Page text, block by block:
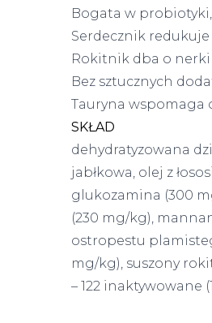
Bogata w
Serdecznik
Rokitnik dba o nerki
Bez sztucznych
Tauryna wspomaga
SKŁAD
dehydratyzowana
jabłkowa, olej z
glukozamina (300
(230 mg/kg),
ostropestu
mg/kg), suszony
– 122 inaktywowane